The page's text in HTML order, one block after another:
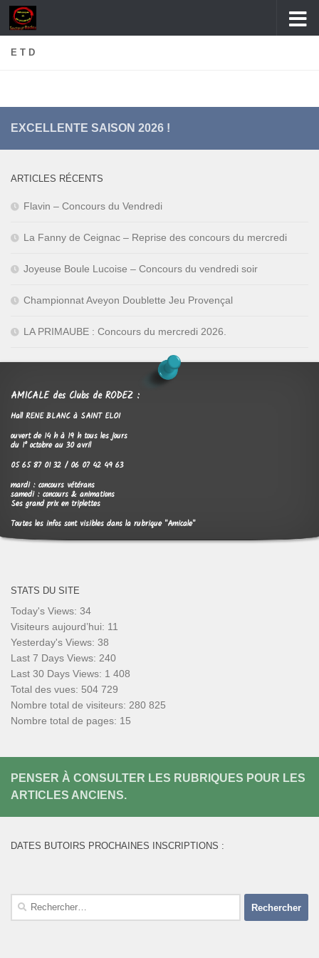
Skip to content
E T D
EXCELLENTE SAISON 2026 !
ARTICLES RÉCENTS
Flavin – Concours du Vendredi
La Fanny de Ceignac – Reprise des concours du mercredi
Joyeuse Boule Lucoise – Concours du vendredi soir
Championnat Aveyon Doublette Jeu Provençal
LA PRIMAUBE : Concours du mercredi 2026.
AMICALE des Clubs de RODEZ :
Hall RENE BLANC à SAINT ELOI
ouvert de 14 h à 19 h tous les jours
du 1° octobre au 30 avril
05 65 87 01 32 / 06 07 42 49 63
mardi : concours vétérans
samedi : concours & animations
Ses grand prix en triplettes
Toutes les infos sont visibles dans la rubrique "Amicale"
STATS DU SITE
Today's Views: 34
Visiteurs aujourd’hui: 11
Yesterday's Views: 38
Last 7 Days Views: 240
Last 30 Days Views: 1 408
Total des vues: 504 729
Nombre total de visiteurs: 280 825
Nombre total de pages: 15
PENSER À CONSULTER LES RUBRIQUES POUR LES
ARTICLES ANCIENS.
DATES BUTOIRS PROCHAINES INSCRIPTIONS :
Rechercher :